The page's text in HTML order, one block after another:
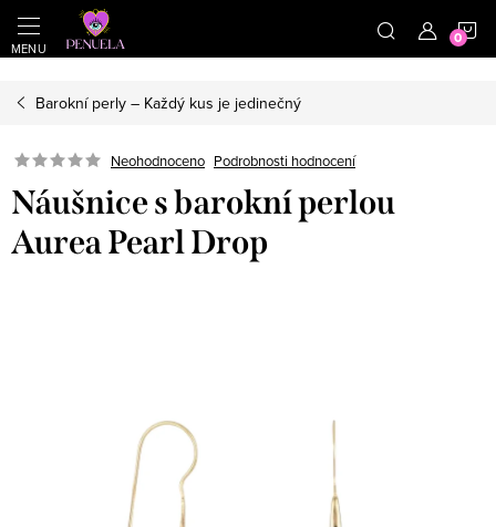
https://cz.pinterest.com/shoppenuela/
Přejít na obsah
Barokní perly – Každý kus je jedinečný
Neohodnoceno Podrobnosti hodnocení
Náušnice s barokní perlou
Aurea Pearl Drop